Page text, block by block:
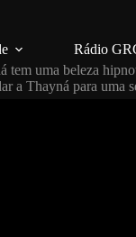
Rádio
uma beleza
a Thayná para uma